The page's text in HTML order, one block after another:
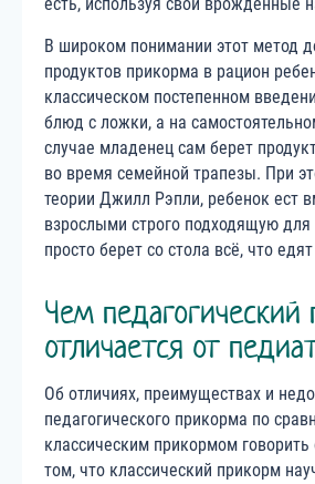
В широком понимании этот метод
продуктов прикорма в рацион
классическом постепенном
блюд с ложки, а на
случае младенец сам берет
во время семейной трапезы. При
теории Джилл Рэпли, ребенок ест
взрослыми строго подходящую для
просто берет со стола всё, что
Чем педагогический
отличается от
Об отличиях, преимуществах и
педагогического прикорма по
классическим прикормом
том, что классический прикорм